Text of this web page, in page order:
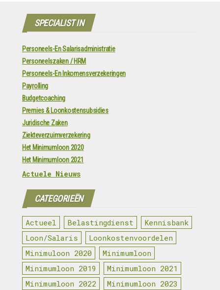
SPECIALIST IN
Personeels-En Salarisadministratie
Personeelszaken / HRM
Personeels-En Inkomensverzekeringen
Payrolling
Budgetcoaching
Premies & Loonkostensubsidies
Juridische Zaken
Ziekteverzuimverzekering
Het Minimumloon 2020
Het Minimumloon 2021
Actuele Nieuws
CATEGORIEËN
Actueel Belastingdienst
Kennisbank
Loon/Salaris
Loonkostenvoordelen
Minimuloon 2020
Minimumloon
Minimumloon 2019
Minimumloon 2021
Minimumloon 2022
Minimumloon 2023